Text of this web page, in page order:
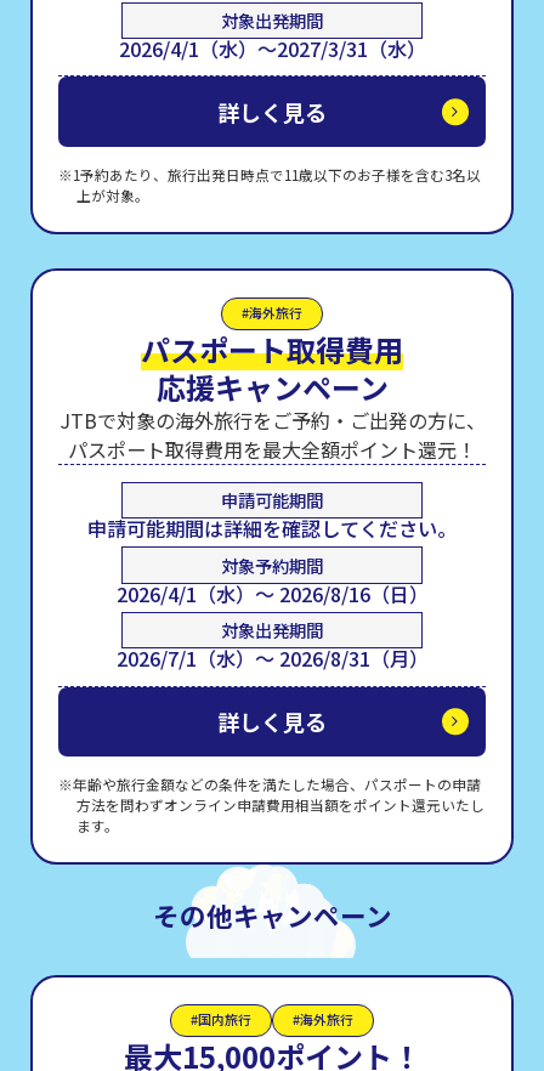
対象出発期間
2026/4/1（水）～2027/3/31（水）
詳しく見る
1予約あたり、旅行出発日時点で11歳以下のお子様を含む3名以
上が対象。
#海外旅行
パスポート取得費用
応援キャンペーン
JTBで対象の海外旅行をご予約・ご出発の方に、
パスポート取得費用を最大全額ポイント還元！
申請可能期間
申請可能期間は詳細を確認してください。
対象予約期間
2026/4/1（水）～ 2026/8/16（日）
対象出発期間
2026/7/1（水）～ 2026/8/31（月）
詳しく見る
年齢や旅行金額などの条件を満たした場合、パスポートの申請
方法を問わずオンライン申請費用相当額をポイント還元いたし
ます。
その他キャンペーン
#国内旅行 #海外旅行
最大15,000ポイント！